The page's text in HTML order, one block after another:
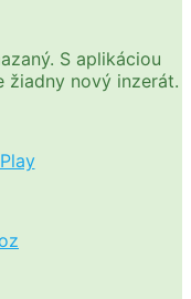
S aplikáciou
žiadny nový inzerát.